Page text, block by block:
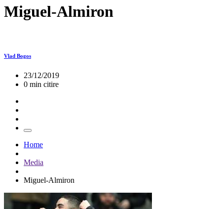
Miguel-Almiron
Vlad Bogos
23/12/2019
0 min citire
Home
Media
Miguel-Almiron